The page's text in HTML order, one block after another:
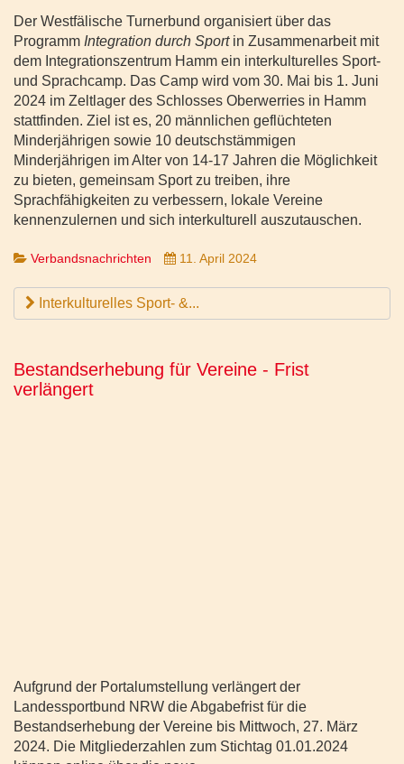
Der Westfälische Turnerbund organisiert über das
Programm Integration durch Sportin Zusammenarbeit mit
dem Integrationszentrum Hamm ein interkulturelles Sport-
und Sprachcamp. Das Camp wird vom 30. Mai bis 1. Juni
2024 im Zeltlager des Schlosses Oberwerries in Hamm
stattfinden. Ziel ist es, 20 männlichen geflüchteten
Minderjährigen sowie 10 deutschstämmigen
Minderjährigen im Alter von 14-17 Jahren die Möglichkeit
zu bieten, gemeinsam Sport zu treiben, ihre
Sprachfähigkeiten zu verbessern, lokale Vereine
kennenzulernen und sich interkulturell auszutauschen.
Verbandsnachrichten 11. April 2024
Interkulturelles Sport- &...
Bestandserhebung für Vereine - Frist
verlängert
Aufgrund der Portalumstellung verlängert der
Landessportbund NRW die Abgabefrist für die
Bestandserhebung der Vereine bis Mittwoch, 27. März
2024. Die Mitgliederzahlen zum Stichtag 01.01.2024